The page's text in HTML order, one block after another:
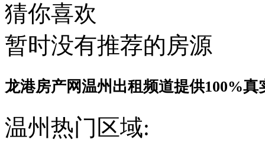
猜你喜欢
暂时没有推荐的房源
龙港房产网温州出租频道提供100%真
温州热门区域: